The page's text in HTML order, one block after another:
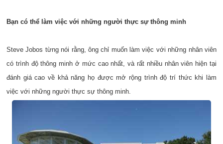
Bạn có thể làm việc với những người thực sự thông minh
Steve Jobos từng nói rằng, ông chỉ muốn làm việc với những nhân viên
có trình độ thông minh ở mức cao nhất, và rất nhiều nhân viên hiện tại
đánh giá cao về khả năng họ được mở rộng trình độ trí thức khi làm
việc với những người thực sự thông minh.